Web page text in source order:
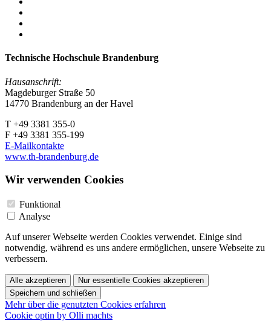
Technische Hochschule Brandenburg
Hausanschrift:
Magdeburger Straße 50
14770 Brandenburg an der Havel
T +49 3381 355-0
F +49 3381 355-199
E-Mailkontakte
www.th-brandenburg.de
Wir verwenden Cookies
Funktional
Analyse
Auf unserer Webseite werden Cookies verwendet. Einige sind
notwendig, während es uns andere ermöglichen, unsere Webseite zu
verbessern.
Alle akzeptieren
Nur essentielle Cookies akzeptieren
Speichern und schließen
Mehr über die genutzten Cookies erfahren
Cookie optin by Olli machts